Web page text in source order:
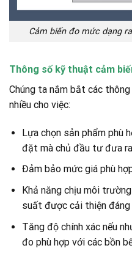
Cảm biến đo mức dạng
Thông số kỹ thuật cảm
Chúng ta nắm bắt các
nhiều cho việc:
Lựa chọn sản phẩm phù
đặt mà chủ đầu tư đưa ra
Đảm bảo mức giá phù
Khả năng chịu môi
suất được cải thiện đáng
Tăng độ chính xác nếu
đo phù hợp với các bồn